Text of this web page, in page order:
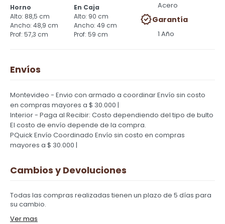
Horno
88,5 cm
48,9 cm
57,3 cm
En Caja
90 cm
49 cm
59 cm
Acero
Garantía
1 Año
Envíos
Montevideo - Envio con armado a coordinarEnvío sin costo
en compras mayores a $ 30.000 |
Interior - Paga al Recibir: Costo dependiendo del tipo de bulto
El costo de envío depende de la compra.
PQuick Envío Coordinado Envío sin costo en compras
mayores a $ 30.000 |
Cambios y Devoluciones
Todas las compras realizadas tienen un plazo de 5 días para
su cambio.
Ver mas